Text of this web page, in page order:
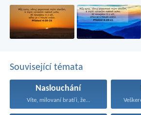
Související témata
Naslouchání
Víte, milovaní bratři, že...